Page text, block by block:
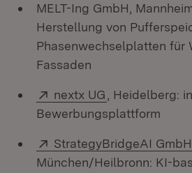
MELT-Ing GmbH,
Herstellung von
Phasenwechselplatten für
Fassaden
Extern:
nextx UG (Öffnet in
, Heidelberg:
Bewerbungsplattform
Extern:
StrategyBridgeAI GmbH
München/Heilbronn: KI-